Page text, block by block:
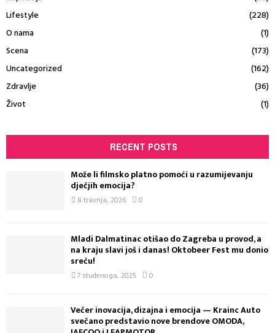
Lifestyle
(228)
O nama
(1)
Scena
(173)
Uncategorized
(162)
Zdravlje
(36)
Život
(1)
RECENT POSTS
Može li filmsko platno pomoći u razumijevanju
dječjih emocija?
8 travnja, 2026 0
Mladi Dalmatinac otišao do Zagreba u provod, a
na kraju slavi još i danas! Oktobeer Fest mu donio
sreću!
7 studenoga, 2025 0
Večer inovacija, dizajna i emocija — Krainc Auto
svečano predstavio nove brendove OMODA,